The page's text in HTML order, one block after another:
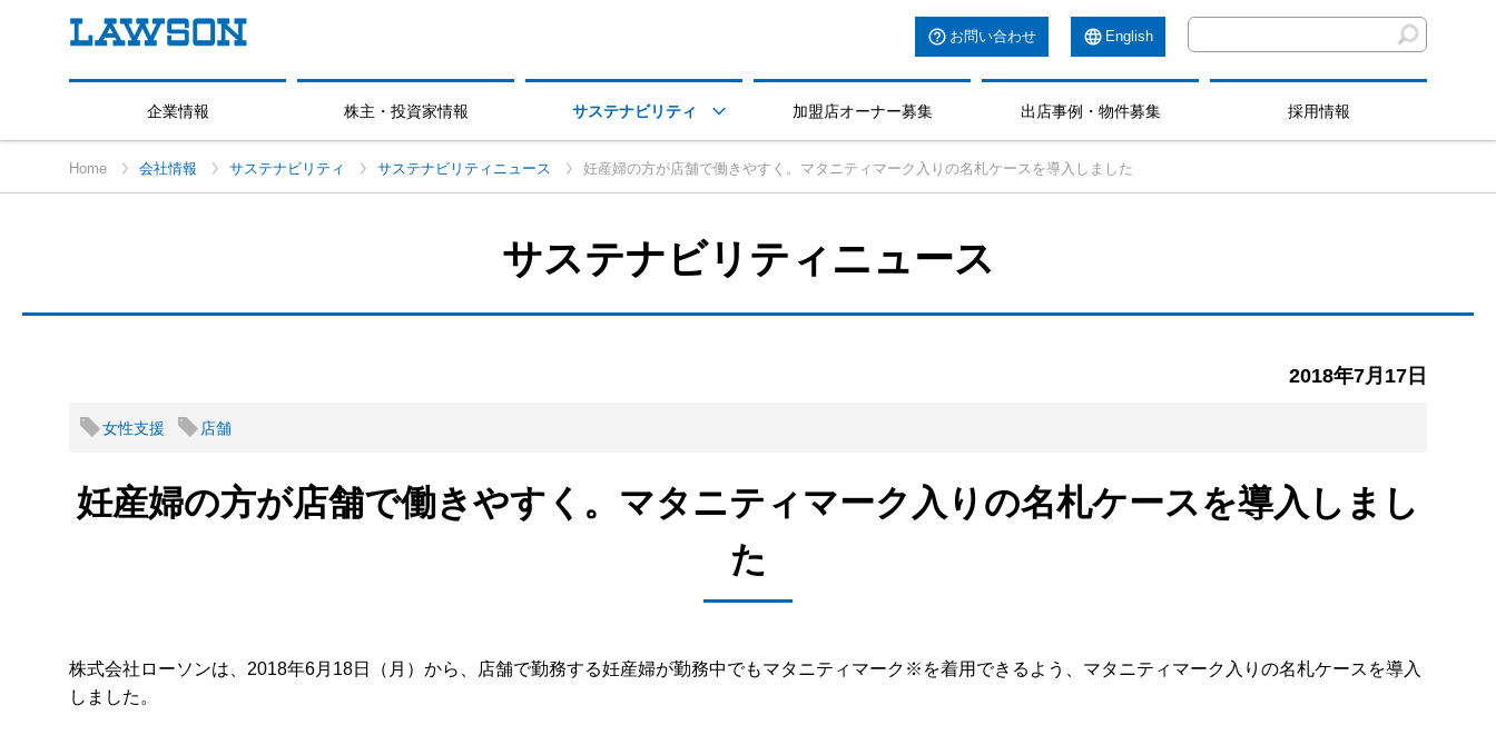
お問い合わせ English
企業情報 株主・投資家情報 サステナビリティ  加盟店オーナー募集 出店事例・物件募集 採用情報
Home 会社情報 サステナビリティ サステナビリティニュース 妊産婦の方が店舗で働きやすく。マタニティマーク入りの名札ケースを導入しました
サステナビリティニュース
2018年7月17日
女性支援 店舗
妊産婦の方が店舗で働きやすく。マタニティマーク入りの名札ケースを導入しまし
た
株式会社ローソンは、2018年6月18日（月）から、店舗で勤務する妊産婦が勤務中でもマタニティマーク※を着用できるよう、マタニティマーク入りの名札ケースを導入
しました。